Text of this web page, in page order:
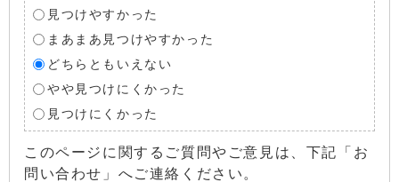
見つけやすかった
まあまあ見つけやすかった
どちらともいえない
やや見つけにくかった
見つけにくかった
このページに関するご質問やご意見は、下記「お
問い合わせ」へご連絡ください。